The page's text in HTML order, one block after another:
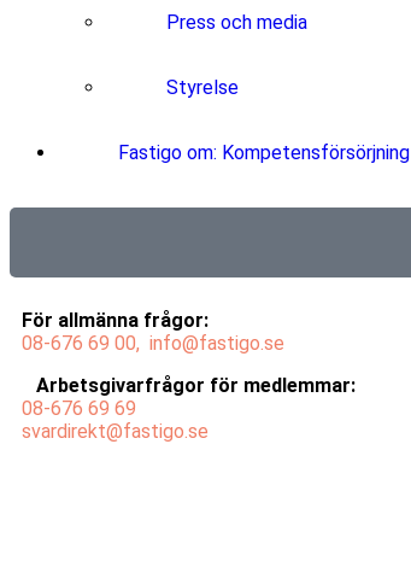
Press och media
Styrelse
Fastigo om: Kompetensförsörjning
För allmänna frågor:
08-676 69 00, info@fastigo.se
Arbetsgivarfrågor för medlemmar:
08-676 69 69
svardirekt@fastigo.se